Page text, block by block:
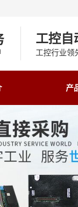
工控自
工控行业领
产